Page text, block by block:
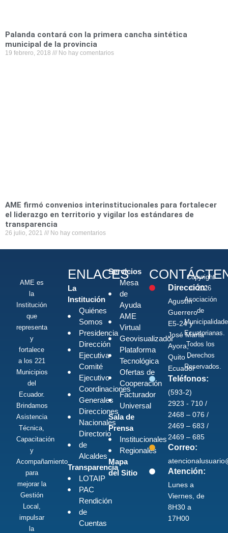
Palanda contará con la primera cancha sintética
municipal de la provincia
19 febrero, 2018 No hay comentarios
AME firmó convenios interinstitucionales para fortalecer
el liderazgo en territorio y vigilar los estándares de
transparencia
26 julio, 2021 No hay comentarios
AME es
la
Institución
que
representa
y
fortalece
a los 221
Municipios
del
Ecuador.
Brindamos
Asistencia
Técnica,
Capacitación
y
Acompañamiento
para
mejorar la
Gestión
Local,
impulsar
la
ENLACES
La
Institución
Quiénes
Somos
Presidencia
Dirección
Ejecutiva
Comité
Ejecutivo
Coordinaciones
Generales
Direcciones
Nacionales
Directorio
de
Alcaldes
Transparencia
LOTAIP
PAC
Rendición
de
Cuentas
Servicios
Mesa
de
Ayuda
AME
Virtual
Geovisualizador
Plataforma
Tecnológica
Ofertas de
Cooperación
Facturador
Universal
Sala de
Prensa
Institucionales
Regionales
Mapa
del Sitio
Dirección:
Agustín
Guerrero
E5-24 y
José María
Ayora,
Quito -
Ecuador
Teléfonos:
(593-2)
2923 - 710 /
2468 – 076 /
2469 – 683 /
2469 – 685
Correo:
Atención:
Lunes a
Viernes, de
8H30 a
17H00
Copyright
© 2026
Asociación
de
Ecuatorianas.
Todos los
Derechos
Reservados.